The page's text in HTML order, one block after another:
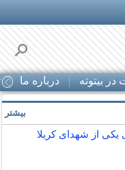
در بیتوته درباره ما
یکی از شهدای کربلا
بیشتر